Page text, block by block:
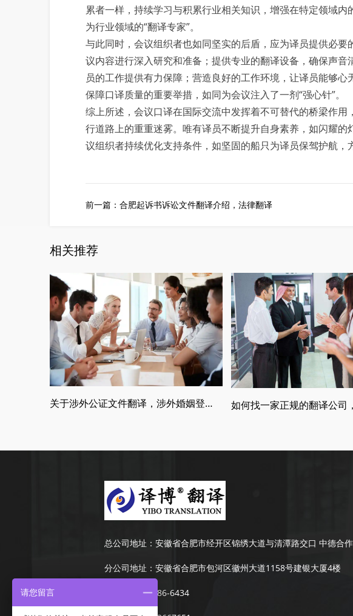
累者一样，持续学习与积累行业相关知识，增强在特定领域内
为行业领域的“翻译专家”。
与此同时，会议组织者也如同坚实的后盾，应为译员提供必
议内容进行深入研究和准备；提供专业的翻译设备，确保声音
员的工作提供有力保障；营造良好的工作环境，让译员能够
保障口译质量的重要举措，如同为会议注入了一剂“强心针”。
综上所述，会议口译在国际交流中发挥着不可替代的桥梁作
行道路上的重重迷雾。唯有译员不断提升自身素养，如闪耀的
议组织者持续优化支持条件，如坚固的船只为译员保驾护航
前一篇： 合肥起诉书诉讼文件翻译介绍，法律翻译
相关推荐
关于涉外公证文件翻译，涉外婚姻登记，留学翻译介绍
总公司地址： 安徽省合肥市经开区锦绣大道与清潭路交口 中德合
分公司地址： 安徽省合肥市包河区徽州大道1158号建银大厦4楼
189-4986-6434
请您留言